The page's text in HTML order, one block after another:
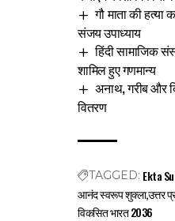
गौ माता की
संजय उपाध्याय
हिंदी सामाजिक
शामिल हुए गणमान्य
अनाथ, गरीब और
वितरण
TAGGED: Ekta
आनंद स्वरूप शुक्लाउत्तर
विकसित भारत 2036